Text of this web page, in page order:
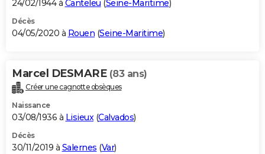
24/02/1944 à Canteleu (Seine-Maritime)
Décès
04/05/2020 à Rouen (Seine-Maritime)
Marcel DESMARE (83 ans)
Créer une cagnotte obsèques
Naissance
03/08/1936 à Lisieux(Calvados)
Décès
30/11/2019 à Salernes (Var)